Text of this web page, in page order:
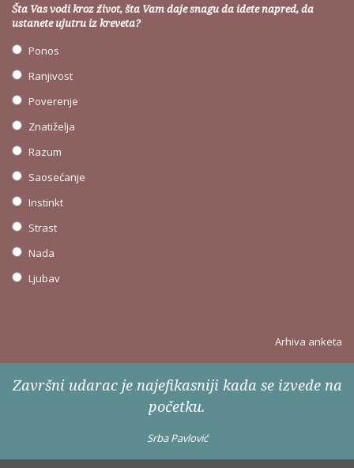
Šta Vas vodi kroz život, šta Vam daje snagu da idete napred, da
ustanete ujutru iz kreveta?
Ponos
Ranjivost
Poverenje
Znatiželja
Razum
Saosećanje
Instinkt
Strast
Nada
Ljubav
Arhiva anketa
Završni udarac je najefikasniji kada se izvede na
početku.
Srba Pavlović